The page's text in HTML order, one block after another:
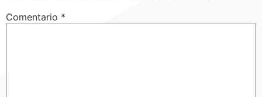
Comentario *